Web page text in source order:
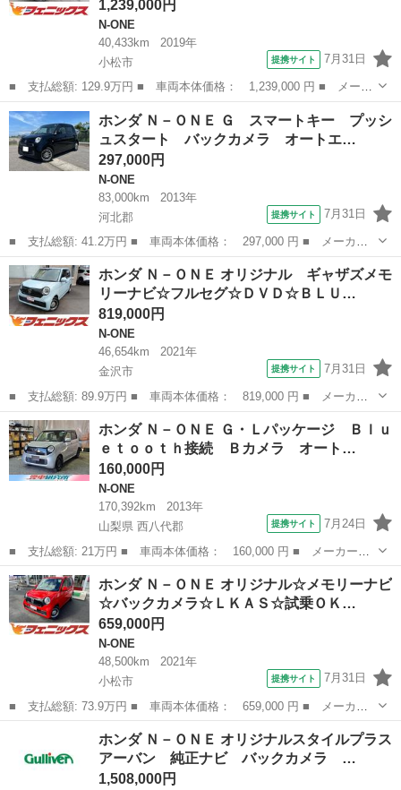
1,239,000円
N-ONE
40,433km
2019年
小松市
提携サイト 7月31日
■ 支払総額: 129.9万円 ■ 車両本体価格： 1,239,000 円 ■ メーカ
ー名： ホンダ ■ 車種名： Ｎ－ＯＮＥ ■ グレード名： ＲＳ☆
２トーンカラー☆禁煙車☆車検Ｒ８／１２ ☆純正ナビ☆ＴＶ☆Ｂｌ
ｕｅｔｏ...
石川 小松市 N-ONE
ホンダ Ｎ－ＯＮＥ Ｇ スマートキー プッシ
ュスタート バックカメラ オートエ…
297,000円
N-ONE
83,000km
2013年
河北郡
提携サイト 7月31日
■ 支払総額: 41.2万円 ■ 車両本体価格： 297,000 円 ■ メーカー
名： ホンダ ■ 車種名： Ｎ－ＯＮＥ ■ グレード名： Ｇ スマ
ートキー プッシュスタート バックカメラ オートエアコン ■ 排
気量： 6...
石川 河北郡 N-ONE
ホンダ Ｎ－ＯＮＥ オリジナル ギャザズメモ
リーナビ☆フルセグ☆ＤＶＤ☆ＢＬＵ…
819,000円
N-ONE
46,654km
2021年
金沢市
提携サイト 7月31日
■ 支払総額: 89.9万円 ■ 車両本体価格： 819,000 円 ■ メーカー
名： ホンダ ■ 車種名： Ｎ－ＯＮＥ ■ グレード名： オリジナ
ル ギャザズメモリーナビ☆フルセグ☆ＤＶＤ☆ＢＬＵＥＴＯＯＴＨ
☆ＥＴＣ☆ク...
石川 金沢市 N-ONE
ホンダ Ｎ－ＯＮＥ Ｇ・Ｌパッケージ Ｂｌｕ
ｅｔｏｏｔｈ接続 Ｂカメラ オート…
160,000円
N-ONE
170,392km
2013年
山梨県 西八代郡
提携サイト 7月24日
■ 支払総額: 21万円 ■ 車両本体価格： 160,000 円 ■ メーカー
名： ホンダ ■ 車種名： Ｎ－ＯＮＥ ■ グレード名： Ｇ・Ｌパ
ッケージ Ｂｌｕｅｔｏｏｔｈ接続 Ｂカメラ オートライト スマ
ートキー２個 純...
山梨 西八代郡 N-ONE
ホンダ Ｎ－ＯＮＥ オリジナル☆メモリーナビ
☆バックカメラ☆ＬＫＡＳ☆試乗ＯＫ…
659,000円
N-ONE
48,500km
2021年
小松市
提携サイト 7月31日
■ 支払総額: 73.9万円 ■ 車両本体価格： 659,000 円 ■ メーカー
名： ホンダ ■ 車種名： Ｎ－ＯＮＥ ■ グレード名： オリジナ
ル☆メモリーナビ☆バックカメラ☆ＬＫＡＳ☆試乗ＯＫ☆ 純正８イ
ンチメモリー...
N-ONE
ホンダ Ｎ－ＯＮＥ オリジナルスタイルプラス
アーバン 純正ナビ バックカメラ …
1,508,000円